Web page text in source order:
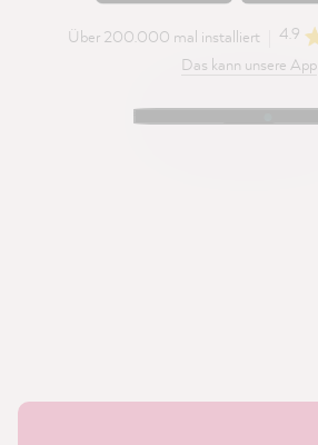
Über 200.000 mal installiert
4.9
Das kann unsere App